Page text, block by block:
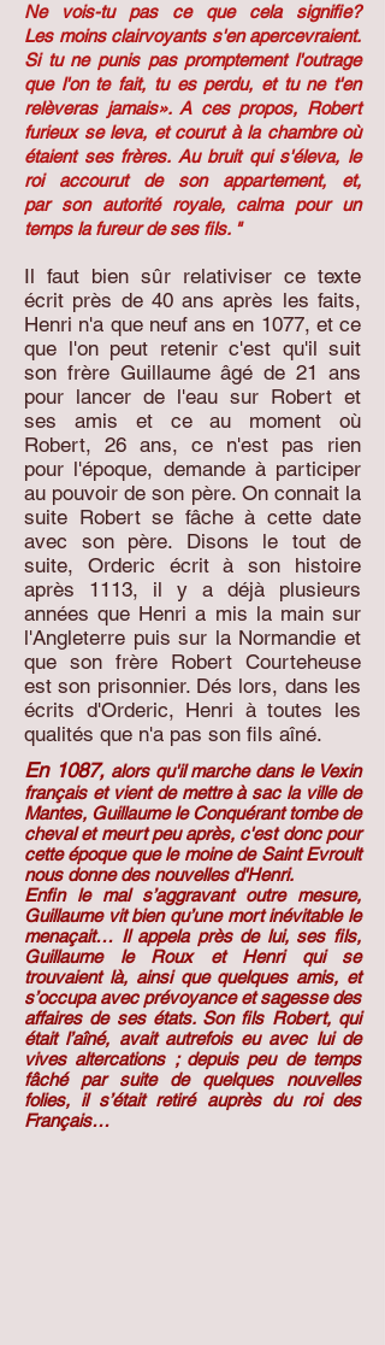
Ne vois-tu pas ce que cela signifie?
Les moins clairvoyants s'en apercevraient.
Si tu ne punis pas promptement l'outrage
que l'on te fait, tu es perdu, et tu ne t'en
relèveras jamais». A ces propos, Robert
furieux se leva, et courut à la chambre où
étaient ses frères. Au bruit qui s'éleva, le
roi accourut de son appartement, et,
par son autorité royale, calma pour un
temps la fureur de ses fils. "
Il faut bien sûr relativiser ce texte
écrit près de 40 ans après les faits,
Henri n'a que neuf ans en 1077, et ce
que l'on peut retenir c'est qu'il suit
son frère Guillaume âgé de 21 ans
pour lancer de l'eau sur Robert et
ses amis et ce au moment où
Robert, 26 ans, ce n'est pas rien
pour l'époque, demande à participer
au pouvoir de son père. On connait la
suite Robert se fâche à cette date
avec son père. Disons le tout de
suite, Orderic écrit à son histoire
après 1113, il y a déjà plusieurs
années que Henri a mis la main sur
l'Angleterre puis sur la Normandie et
que son frère Robert Courteheuse
est son prisonnier. Dés lors, dans les
écrits d'Orderic, Henri à toutes les
qualités que n'a pas son fils aîné.
En 1087,alors qu'il marche dans le Vexin
français et vient de mettre à sac la ville de
Mantes, Guillaume le Conquérant tombe de
cheval et meurt peu après, c'est donc pour
cette époque que le moine de Saint Evroult
nous donne des nouvelles d'Henri.
Enfin le mal s’aggravant outre mesure,
Guillaume vit bien qu’une mort inévitable le
menaçait… Il appela près de lui, ses fils,
Guillaume le Roux et Henri qui se
trouvaient là, ainsi que quelques amis, et
s’occupa avec prévoyance et sagesse des
affaires de ses états. Son fils Robert, qui
était l’aîné, avait autrefois eu avec lui de
vives altercations ; depuis peu de temps
fâché par suite de quelques nouvelles
folies, il s’était retiré auprès du roi des
Français…